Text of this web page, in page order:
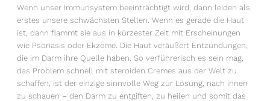
Wenn unser Immunsystem beeinträchtigt wird, dann leiden als
erstes unsere schwächsten Stellen. Wenn es gerade die Haut
ist, dann flammt sie aus in kürzester Zeit mit Erscheinungen
wie Psoriasis oder Ekzeme. Die Haut veräußert Entzündungen,
die im Darm ihre Quelle haben. So verführerisch es sein mag,
das Problem schnell mit steroiden Cremes aus der Welt zu
schaffen, ist der einzige sinnvolle Weg zur Lösung, nach innen
zu schauen – den Darm zu entgiften, zu heilen und somit das